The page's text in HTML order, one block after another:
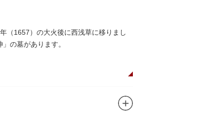
（1657）の大火後に西浅草に移りまし
の墓があります。